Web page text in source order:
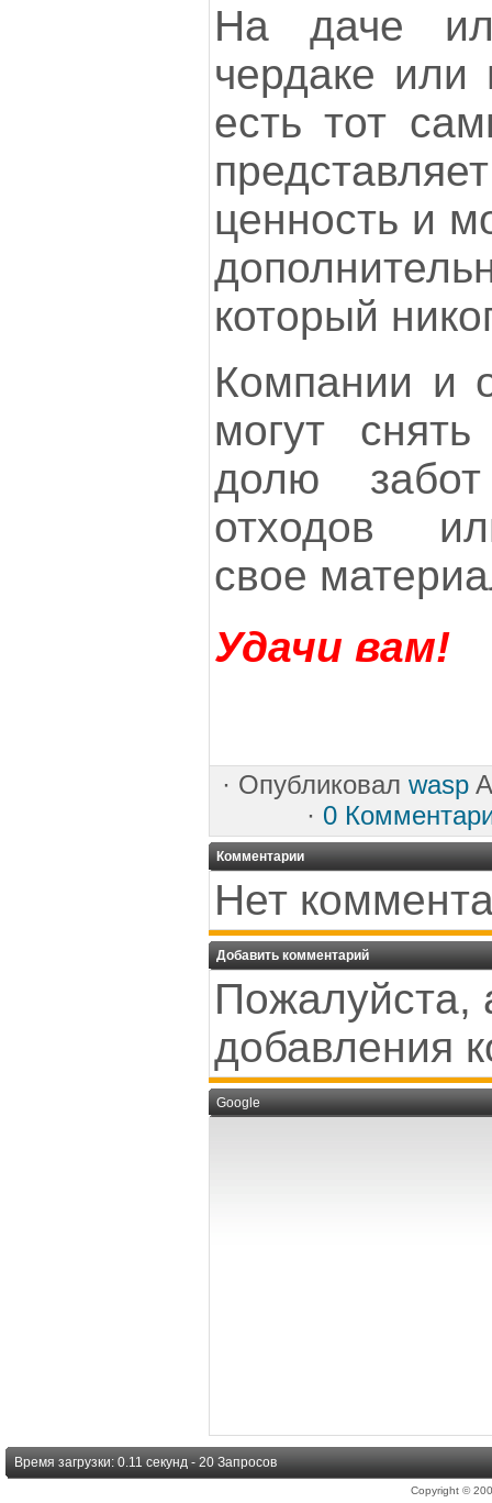
На даче
чердаке или
есть тот
ценность и
который
Компании и
могут
долю
отходов
свое
Удачи вам!
· Опубликовал wasp
· 0
Комментарии
Нет
Добавить комментарий
Пожалуйста,
добавления
Google
Время загрузки: 0.11 секунд - 20 Запросов
Copyright ©